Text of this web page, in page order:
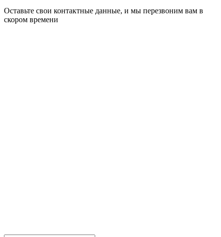
Оставьте свои контактные данные, и мы перезвоним вам в
скором времени